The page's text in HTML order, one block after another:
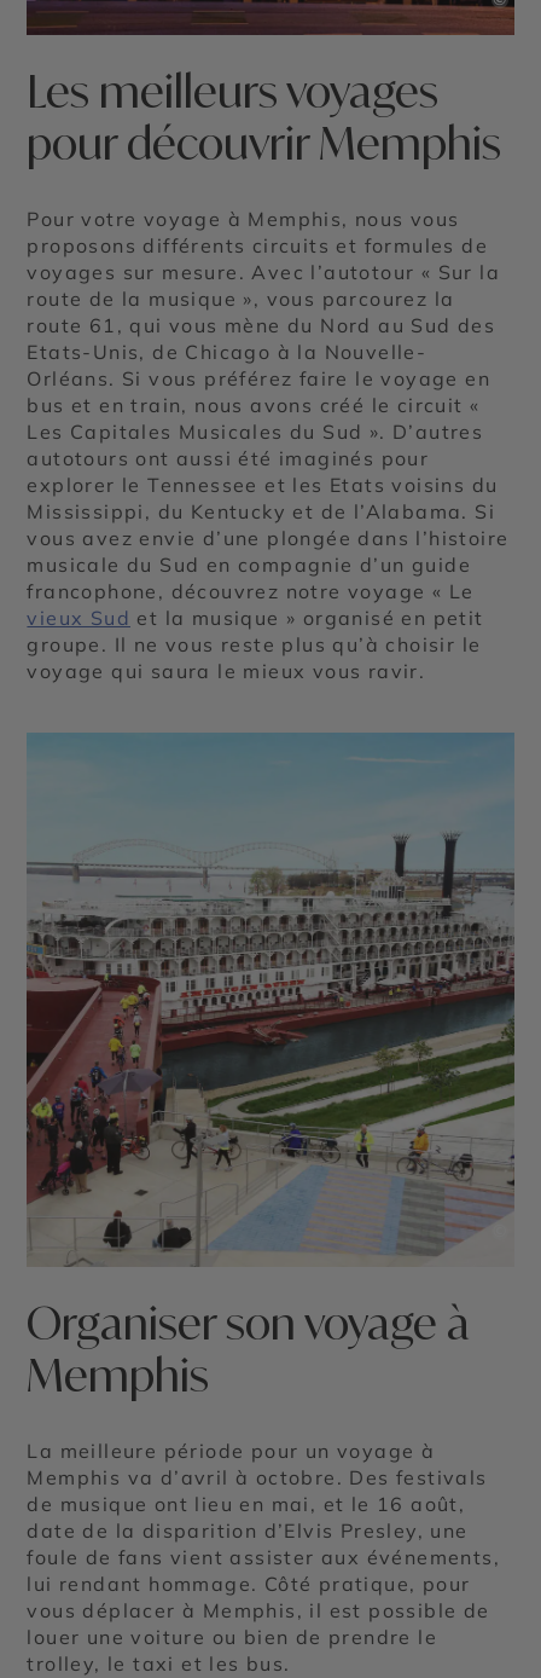
Les meilleurs voyages
pour découvrir Memphis
Pour votre voyage à Memphis, nous vous
proposons différents circuits et formules de
voyages sur mesure. Avec l’autotour « Sur la
route de la musique », vous parcourez la
route 61, qui vous mène du Nord au Sud des
Etats-Unis, de Chicago à la Nouvelle-
Orléans. Si vous préférez faire le voyage en
bus et en train, nous avons créé le circuit «
Les Capitales Musicales du Sud ». D’autres
autotours ont aussi été imaginés pour
explorer le Tennessee et les Etats voisins du
Mississippi, du Kentucky et de l’Alabama. Si
vous avez envie d’une plongée dans l’histoire
musicale du Sud en compagnie d’un guide
francophone, découvrez notre voyage « Le
vieux Sud et la musique » organisé en petit
groupe. Il ne vous reste plus qu’à choisir le
voyage qui saura le mieux vous ravir.
Organiser son voyage à
Memphis
La meilleure période pour un voyage à
Memphis va d’avril à octobre. Des festivals
de musique ont lieu en mai, et le 16 août,
date de la disparition d’Elvis Presley, une
foule de fans vient assister aux événements,
lui rendant hommage. Côté pratique, pour
vous déplacer à Memphis, il est possible de
louer une voiture ou bien de prendre le
trolley, le taxi et les bus.